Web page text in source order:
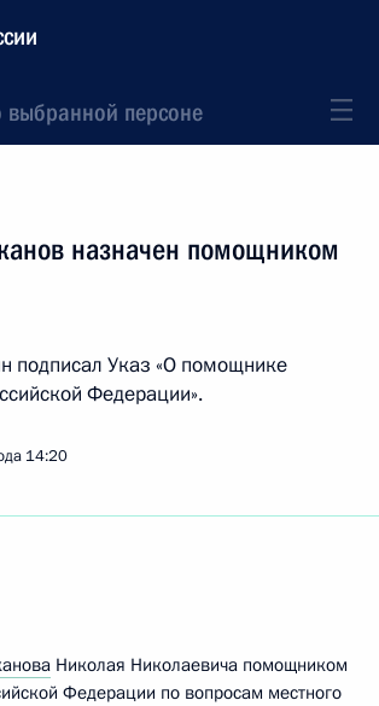
персоне
назначен помощником
подписал Указ «О помощнике
Федерации».
14:20
Николая Николаевича помощником
Федерации по вопросам местного